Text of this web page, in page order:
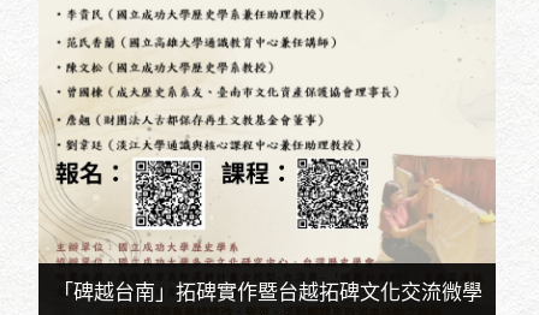
「碑越台南」拓碑實作暨台越拓碑文化交流微學